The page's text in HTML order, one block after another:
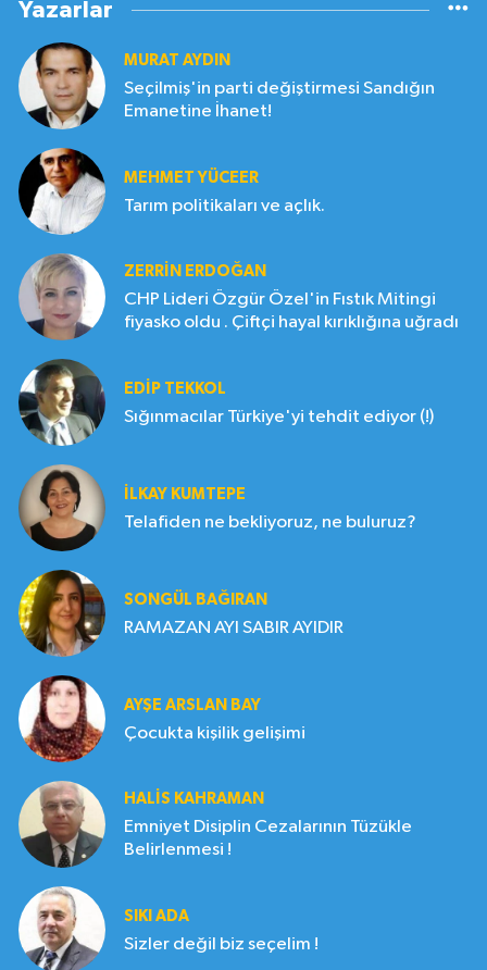
Yazarlar
MURAT AYDIN
Seçilmiş'in parti değiştirmesi Sandığın
Emanetine İhanet!
MEHMET YÜCEER
Tarım politikaları ve açlık.
ZERRIN ERDOĞAN
CHP Lideri Özgür Özel'in Fıstık Mitingi
fiyasko oldu . Çiftçi hayal kırıklığına uğradı
EDIP TEKKOL
Sığınmacılar Türkiye'yi tehdit ediyor (!)
İLKAY KUMTEPE
Telafiden ne bekliyoruz, ne buluruz?
SONGÜL BAĞIRAN
RAMAZAN AYI SABIR AYIDIR
AYŞE ARSLAN BAY
Çocukta kişilik gelişimi
HALIS KAHRAMAN
Emniyet Disiplin Cezalarının Tüzükle
Belirlenmesi !
SIKI ADA
Sizler değil biz seçelim !